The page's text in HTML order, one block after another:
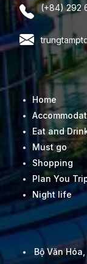
(+84) 292
Home
Eat and
Must go
Shopping
Plan You
Night life
Bộ Văn